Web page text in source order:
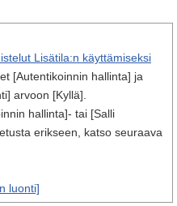
Lisätila:n käyttämiseksi
[Autentikoinnin hallinta] ja
arvoon [Kyllä].
hallinta]- tai [Salli
erikseen, katso seuraava
luonti]